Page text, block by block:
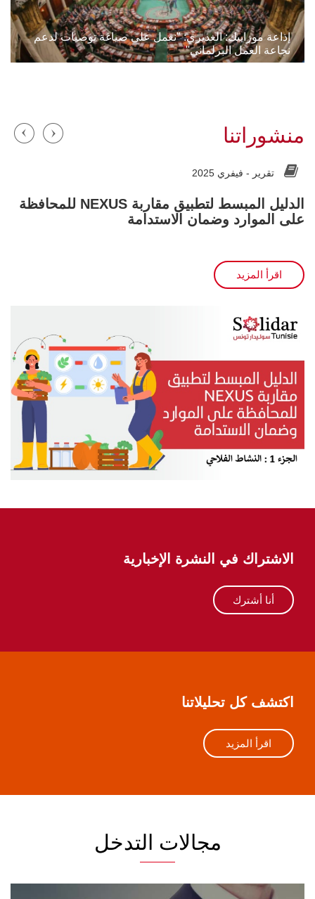
إذاعة موزاييك: الغديري: ''نعمل على صياغة توصيات لدعم
نجاعة العمل البرلماني''
منشوراتنا
تقرير - فيفري 2025
الدليل المبسط لتطبيق مقاربة NEXUS للمحافظة
على الموارد وضمان الاستدامة
اقرأ المزيد
الاشتراك في النشرة الإخبارية
أنا أشترك
اكتشف كل تحليلاتنا
اقرأ المزيد
مجالات التدخل